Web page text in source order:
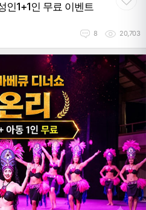
인1+1인 무료 이벤트
8 20,703